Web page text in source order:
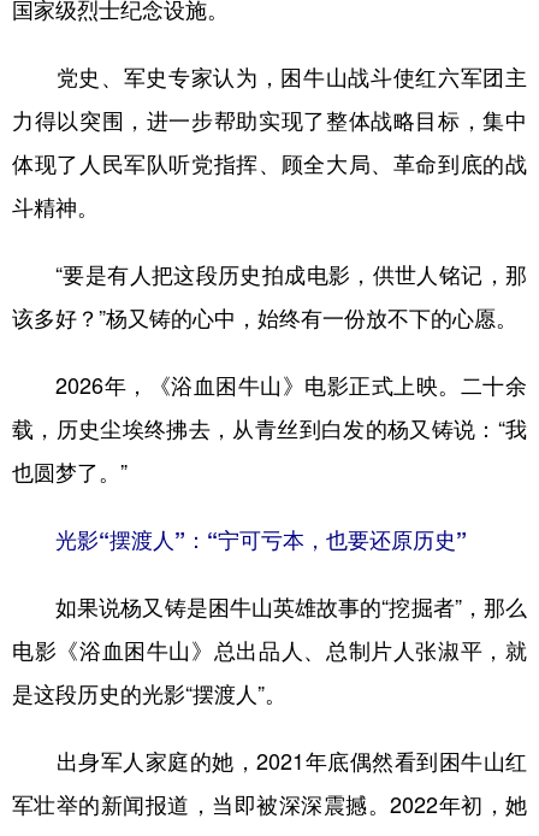
国家级烈士纪念设施。
党史、军史专家认为，困牛山战斗使红六军团主
力得以突围，进一步帮助实现了整体战略目标，集中
体现了人民军队听党指挥、顾全大局、革命到底的战
斗精神。
“要是有人把这段历史拍成电影，供世人铭记，那
该多好？”杨又铸的心中，始终有一份放不下的心愿。
2026年，《浴血困牛山》电影正式上映。二十余
载，历史尘埃终拂去，从青丝到白发的杨又铸说：“我
也圆梦了。”
光影“摆渡人”：“宁可亏本，也要还原历史”
如果说杨又铸是困牛山英雄故事的“挖掘者”，那么
电影《浴血困牛山》总出品人、总制片人张淑平，就
是这段历史的光影“摆渡人”。
出身军人家庭的她，2021年底偶然看到困牛山红
军壮举的新闻报道，当即被深深震撼。2022年初，她